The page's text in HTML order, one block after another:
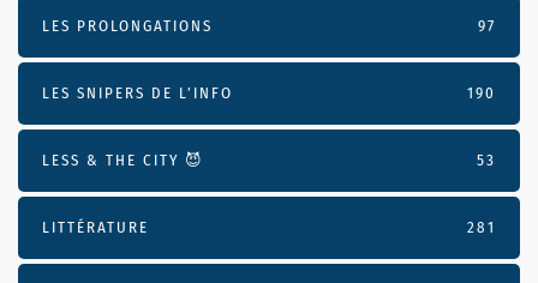
LES PROLONGATIONS 97
LES SNIPERS DE L’INFO 190
LESS & THE CITY 😈 53
LITTÉRATURE 281